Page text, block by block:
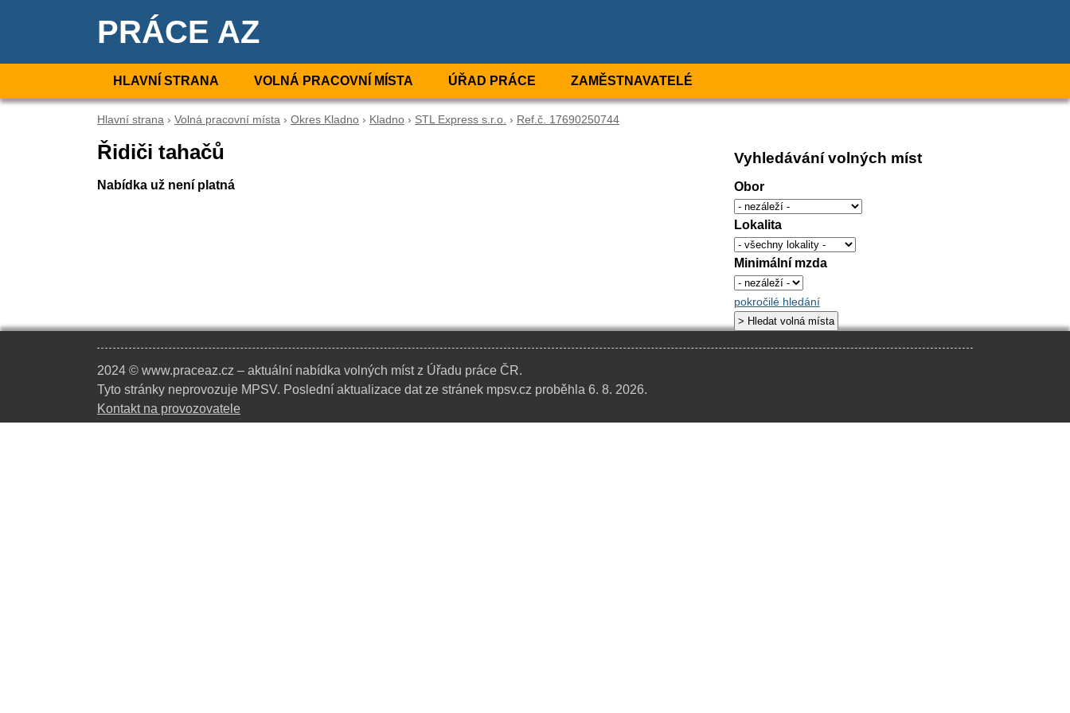
PRÁCE AZ
HLAVNÍ STRANA VOLNÁ PRACOVNÍ MÍSTA ÚŘAD PRÁCE ZAMĚSTNAVATELÉ
Hlavní strana › Volná pracovní místa › Okres Kladno › Kladno › STL Express s.r.o. › Ref.č. 17690250744
Řidiči tahačů
Nabídka už není platná
Vyhledávání volných míst
Obor
Lokalita
Minimální mzda
pokročilé hledání
2024 © www.praceaz.cz – aktuální nabídka volných míst z Úřadu práce ČR.
Tyto stránky neprovozuje MPSV. Poslední aktualizace dat ze stránek mpsv.cz proběhla 6. 8. 2026.
Kontakt na provozovatele